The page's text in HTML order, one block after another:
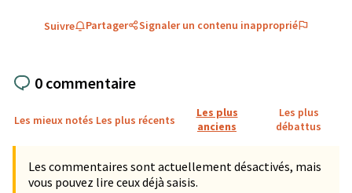
Suivre Partager Signaler un contenu inapproprié
0 commentaire
Les mieux notés Les plus récents
Les plus
anciens
Les plus
débattus
Les commentaires sont actuellement désactivés, mais
vous pouvez lire ceux déjà saisis.